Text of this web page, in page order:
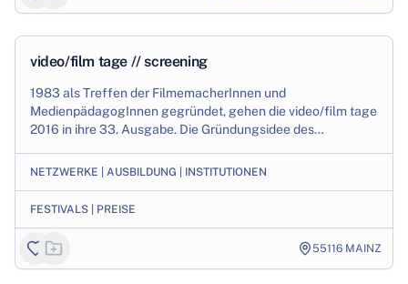
Production
video/film tage // screening
1983 als Treffen der FilmemacherInnen und
MedienpädagogInnen gegründet, gehen die video/film tage
2016 in ihre 33. Ausgabe. Die Gründungsidee des
Zusammenarbeit...
NETZWERKE | AUSBILDUNG | INSTITUTIONEN
FESTIVALS | PREISE
55116 MAINZ